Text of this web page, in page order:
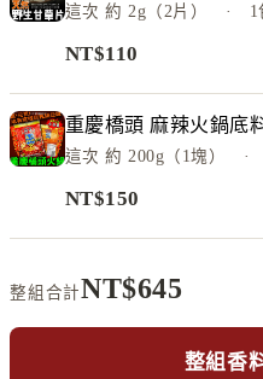
這次約 2g（2片） · 1
NT$110
重慶橋頭 麻辣火鍋底
這次約 200g（1塊） ·
NT$150
整組合計NT$645
整組香